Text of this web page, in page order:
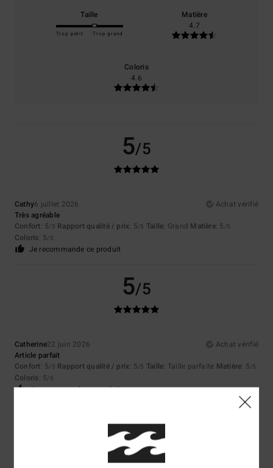
Taille
Trop petit Trop grand
Matière
4.7
Coloris
4.6
5/5
Cathy6 juillet 2026
Achat vérifié
Très agréable
Confort: 5/5 Rapport qualité / prix: 5/5 Taille: Grand Matière: 5 /5
Coloris: 5/5
Je recommande ce produit
5/5
Catherine22 juin 2026
Achat vérifié
Article parfait
Confort: 5/5 Rapport qualité / prix: 5/5 Taille: Taille parfaite Matière: 5/5
Coloris: 5/5
Je recommande ce produit
5/5